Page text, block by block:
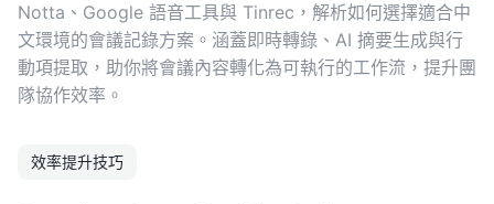
Notta、Google 語音工具與 Tinrec，解析如何選擇適合中
文環境的會議記錄方案。涵蓋即時轉錄、AI 摘要生成與行
動項提取，助你將會議內容轉化為可執行的工作流，提升團
隊協作效率。
效率提升技巧